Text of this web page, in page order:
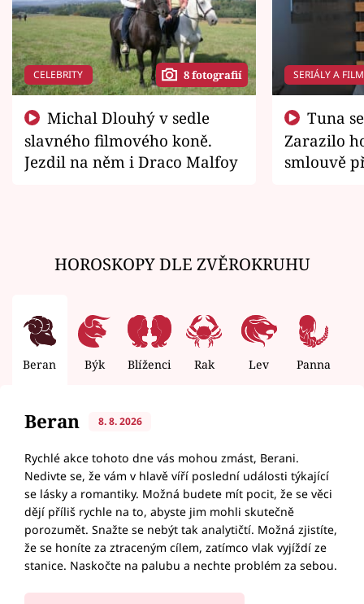
CELEBRITY 8 fotografií
slavného filmového koně.
Jezdil na něm i Draco Malfoy
SERIÁLY A
Zarazilo
smlouvě
HOROSKOPY DLE ZVĚROKRUHU
Beran Býk Blíženci Rak Lev Panna
Beran 8. 8. 2026
Rychlé akce tohoto dne vás mohou zmást, Berani.
Nedivte se, že vám v hlavě víří poslední události týkající
se lásky a romantiky. Možná budete mít pocit, že se věci
dějí příliš rychle na to, abyste jim mohli skutečně
porozumět. Snažte se nebýt tak analytičtí. Možná zjistíte,
že se honíte za ztraceným cílem, zatímco vlak vyjíždí ze
stanice. Naskočte na palubu a nechte problém za sebou.